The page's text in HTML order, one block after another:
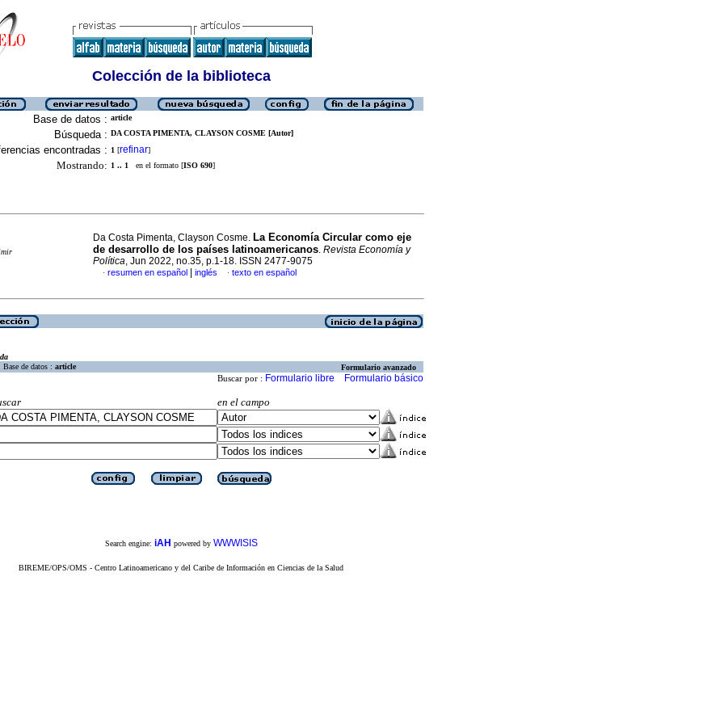
Colección de la biblioteca
Base de datos : article
Búsqueda : DA COSTA PIMENTA, CLAYSON COSME [Autor]
encontradas : 1 [refinar]
Mostrando: 1 .. 1 en el formato [ISO 690]
Da Costa Pimenta, Clayson Cosme. La Economía Circular como eje
de desarrollo de los países latinoamericanos. Revista Economía y
Política, Jun 2022, no.35, p.1-18. ISSN 2477-9075
· resumen en español inglés · texto en español
Base de datos : article Formulario avanzado
Buscar por : Formulario libre Formulario básico
en el campo
Search engine: iAH powered by WWWISIS
BIREME/OPS/OMS - Centro Latinoamericano y del Caribe de Información en Ciencias de la Salud